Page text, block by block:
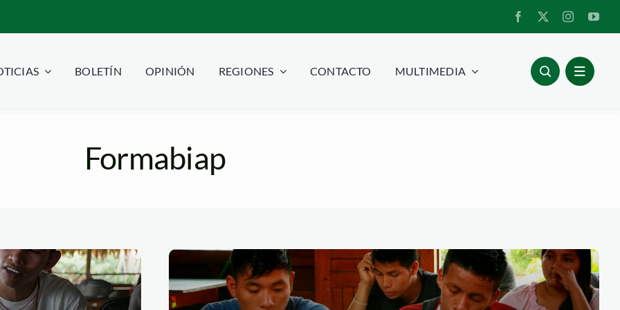
BOLETÍN OPINIÓN REGIONES CONTACTO MULTIMEDIA
Formabiap